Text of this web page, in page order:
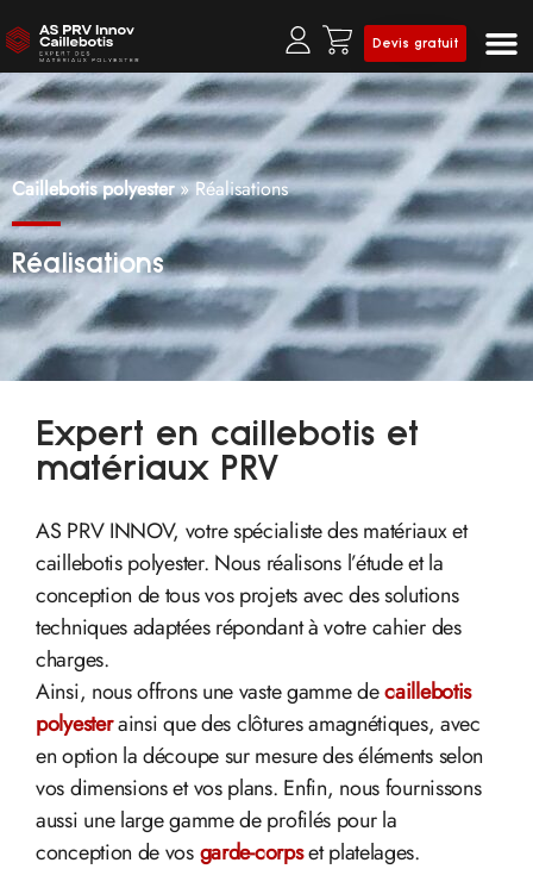
Devis gratuit
Caillebotis polyester»Réalisations
Réalisations
Expert en caillebotis et
matériaux PRV
AS PRV INNOV, votre spécialiste des matériaux et
caillebotis polyester. Nous réalisons l’étude et la
conception de tous vos projets avec des solutions
techniques adaptées répondant à votre cahier des
charges.
Ainsi, nous offrons une vaste gamme decaillebotis
polyesterainsi que des clôtures amagnétiques, avec
en option la découpe sur mesure des éléments selon
vos dimensions et vos plans. Enfin, nous fournissons
aussi une large gamme de profilés pour la
conception de vosgarde-corpset platelages.